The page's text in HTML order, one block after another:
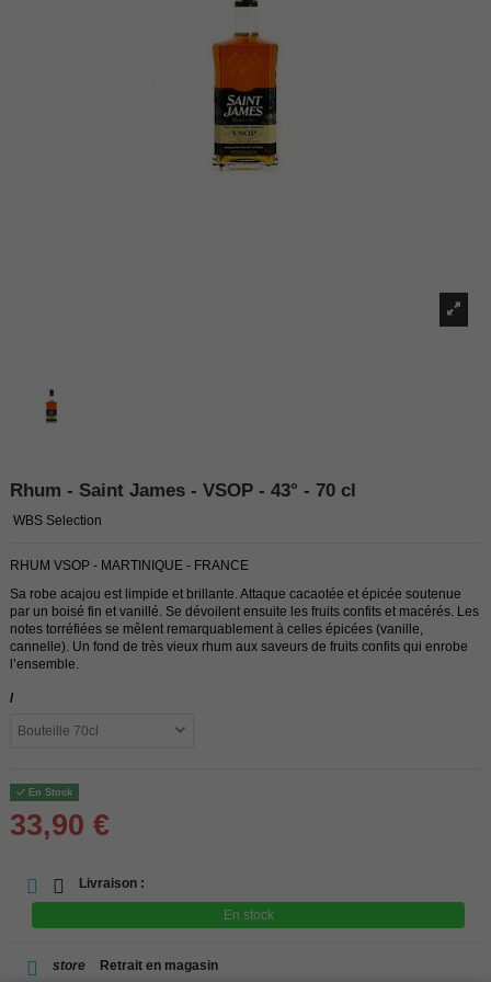
Rhum - Saint James - VSOP - 43° - 70 cl
WBS Selection
RHUM VSOP - MARTINIQUE - FRANCE
Sa robe acajou est limpide et brillante. Attaque cacaotée et épicée soutenue
par un boisé fin et vanillé. Se dévoilent ensuite les fruits confits et macérés. Les
notes torréfiées se mêlent remarquablement à celles épicées (vanille,
cannelle). Un fond de très vieux rhum aux saveurs de fruits confits qui enrobe
l’ensemble.
/
En Stock
33,90 €
Livraison :
En stock
store Retrait en magasin